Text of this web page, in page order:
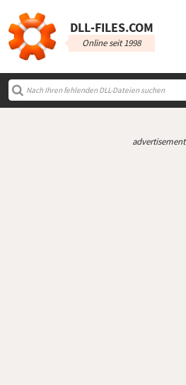
DLL‑FILES.COM
Online seit 1998
advertisement